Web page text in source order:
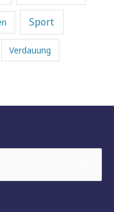
Sport
Verdauung